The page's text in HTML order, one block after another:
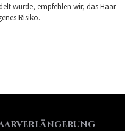
wurde, empfehlen wir, das Haar
Risiko.